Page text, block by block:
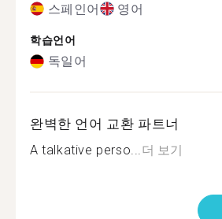
스페인어 영어
학습언어
독일어
완벽한 언어 교환 파트너
A talkative perso...더 보기